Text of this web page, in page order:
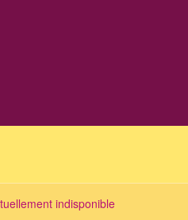
indisponible